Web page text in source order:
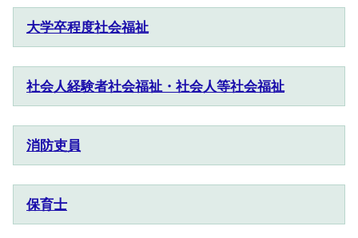
大学卒程度社会福祉
社会人経験者社会福祉・社会人等社会福祉
消防吏員
保育士